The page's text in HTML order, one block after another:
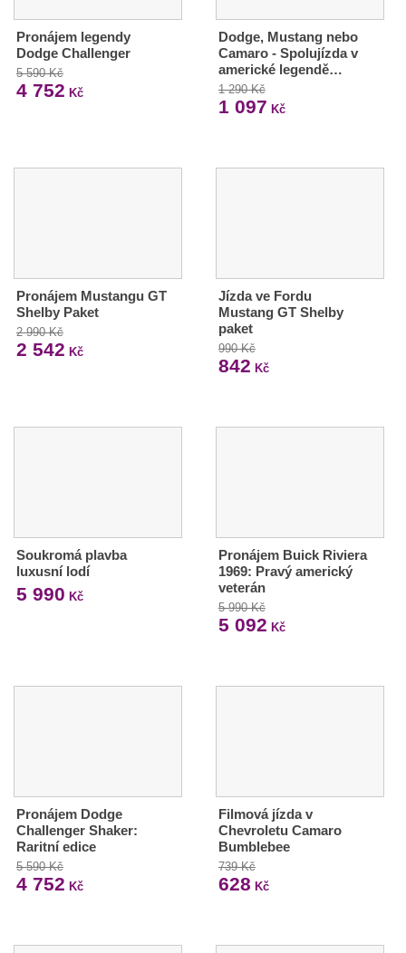
Pronájem legendy
Dodge Challenger
5 590 Kč
4 752 Kč
Dodge, Mustang nebo
Camaro - Spolujízda v
americké legendě…
1 290 Kč
1 097 Kč
Pronájem Mustangu GT
Shelby Paket
2 990 Kč
2 542 Kč
Jízda ve Fordu
Mustang GT Shelby
paket
990 Kč
842 Kč
Soukromá plavba
luxusní lodí
5 990 Kč
Pronájem Buick Riviera
1969: Pravý americký
veterán
5 990 Kč
5 092 Kč
Pronájem Dodge
Challenger Shaker:
Raritní edice
5 590 Kč
4 752 Kč
Filmová jízda v
Chevroletu Camaro
Bumblebee
739 Kč
628 Kč